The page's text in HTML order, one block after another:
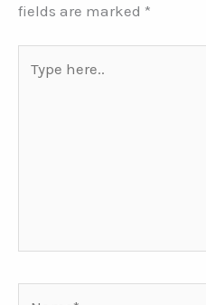
fields are marked *
here..